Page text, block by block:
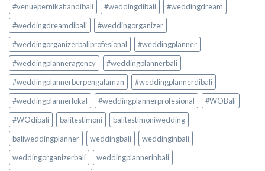
#venuepernikahandibali
#weddingdibali
#weddingdream
#weddingdreamdibali
#weddingorganizer
#weddingorganizerbaliprofesional
#weddingplanner
#weddingplanneragency
#weddingplannerbali
#weddingplannerberpengalaman
#weddingplannerdibali
#weddingplannerlokal
#weddingplannerprofesional
#WOBali
#WOdibali
balitestimoni
balitestimoniwedding
baliweddingplanner
weddingbali
weddinginbali
weddingorganizerbali
weddingplannerinbali